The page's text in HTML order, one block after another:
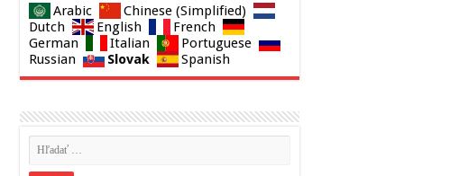
Arabic
Chinese (Simplified)
Dutch
English
French
German
Italian
Portuguese
Russian
Slovak Spanish